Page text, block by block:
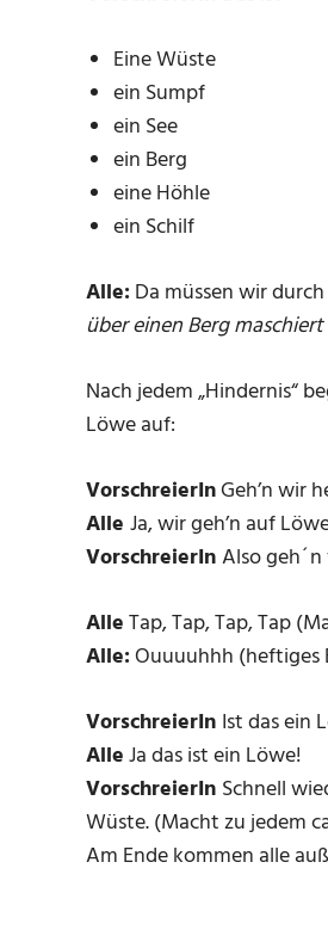
Eine Wüste
ein Sumpf
ein See
ein Berg
eine Höhle
ein Schilf
Alle:Da müssen wir
über einen Berg
Nach jedem „Hindernis“
Löwe auf:
VorschreierInGeh’n wir
Alle Ja, wir geh’n auf
VorschreierInAlso
AlleTap, Tap, Tap, Tap
Alle:Ouuuuhhh (heftiges
VorschreierIn Ist das ein
AlleJa das ist ein Löwe!
VorschreierIn Schnell
Wüste. (Macht zu jedem
Am Ende kommen alle